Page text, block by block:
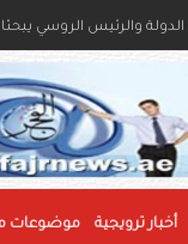
ونائباه يعزون خادم
أخبار ترويجية موضوعات